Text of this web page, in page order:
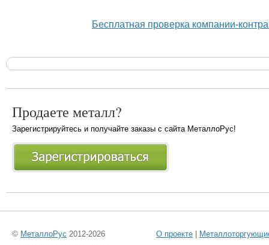
Бесплатная проверка компании-
Продаете металл?
Зарегистрируйтесь и получайте заказы с сайта МеталлоРус!
© МеталлоРус 2012-2026 О проекте